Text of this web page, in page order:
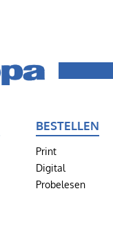
BESTELLEN
Print
Digital
Probelesen